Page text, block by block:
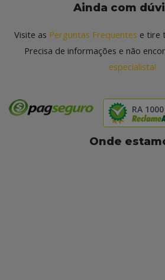
Ainda com
Visite as Perguntas Frequentes e tire
Precisa de informações e não
especialista!
RA 1000
Onde